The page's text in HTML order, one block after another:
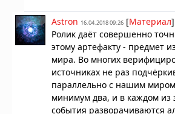
Astron 16.04.2018 09:26 [Материал]
Ролик даёт совершенно
этому артефакту - предмет
мира. Во многих
источниках не раз
параллельно с нашим
минимум два, и в каждом из
события разворачиваются